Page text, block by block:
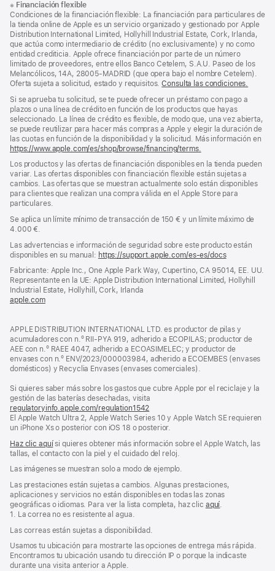
a
pie
de
página
al
pie
※ Financiación flexible
Condiciones de la financiación flexible: La financiación para particulares de
la tienda online de Apple es un servicio organizado y gestionado por Apple
Distribution International Limited, Hollyhill Industrial Estate, Cork, Irlanda,
que actúa como intermediario de crédito (no exclusivamente) y no como
entidad crediticia. Apple ofrece financiación por parte de un número
limitado de proveedores, entre ellos Banco Cetelem, S.A.U. Paseo de los
Melancólicos, 14A, 28005-MADRID (que opera bajo el nombre Cetelem).
Oferta sujeta a solicitud, estado y requisitos.Consulta las condiciones.
Si se aprueba tu solicitud, se te puede ofrecer un préstamo con pago a
plazos o una línea de crédito en función de los productos que hayas
seleccionado. La línea de crédito es flexible, de modo que, una vez abierta,
se puede reutilizar para hacer más compras a Apple y elegir la duración de
las cuotas en función de la disponibilidad y la solicitud. Más información en
https://www.apple.com/es/shop/browse/financing/terms.
Los productos y las ofertas de financiación disponibles en la tienda pueden
variar. Las ofertas disponibles con financiación flexible están sujetas a
cambios. Las ofertas que se muestran actualmente solo están disponibles
para clientes que realizan una compra válida en el Apple Store para
particulares.
Se aplica un límite mínimo de transacción de 150 € y un límite máximo de
4.000 €.
Las advertencias e información de seguridad sobre este producto están
disponibles en su manual: https://support.apple.com/es-es/docs(se
en
una
Fabricante: Apple Inc., One Apple Park Way, Cupertino, CA 95014, EE. UU.
Representante en la UE: Apple Distribution International Limited, Hollyhill
Industrial Estate, Hollyhill, Cork, Irlanda
apple.com(se
una
ventana
nueva)
APPLE DISTRIBUTION INTERNATIONAL LTD. es productor de pilas y
acumuladores con n.º RII-PYA 919, adherido a ECOPILAS; productor de
AEE con n.º RAEE 4047, adherido a ECOASIMELEC; y productor de
envases con n.º ENV/2023/000003984, adherido a ECOEMBES (envases
domésticos) y Recyclia Envases (envases comerciales).
Si quieres saber más sobre los gastos que cubre Apple por el reciclaje y la
gestión de las baterías desechadas, visita
regulatoryinfo.apple.com/regulation1542
abre
en
ventana
nueva)
El Apple Watch Ultra 2, Apple Watch Series 10 y Apple Watch SE requieren
un iPhone Xs o posterior con iOS 18 o posterior.
Haz clic aquísi quieres obtener más información sobre el Apple Watch, las
tallas, el contacto con la piel y el cuidado del reloj.
Las imágenes se muestran solo a modo de ejemplo.
Las prestaciones están sujetas a cambios. Algunas prestaciones,
aplicaciones y servicios no están disponibles en todas las zonas
geográficas o idiomas. Para ver la lista completa, haz clic aquí.
1. La correa no es resistente al agua.
Las correas están sujetas a disponibilidad.
Usamos tu ubicación para mostrarte las opciones de entrega más rápida.
Encontramos tu ubicación usando tu dirección IP o porque la indicaste
durante una visita anterior a Apple.